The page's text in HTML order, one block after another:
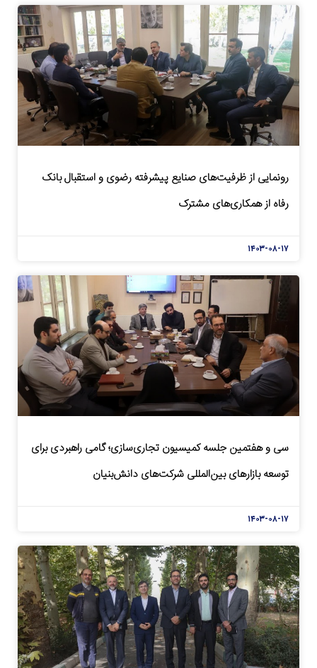
رونمایی از ظرفیت‌های صنایع پیشرفته رضوی و استقبال بانک
رفاه از همکاری‌های مشترک
۱۴۰۳-۰۸-۱۷
سی و هفتمین جلسه کمیسیون تجاری‌سازی؛ گامی راهبردی برای
توسعه بازارهای بین‌المللی شرکت‌های دانش‌بنیان
۱۴۰۳-۰۸-۱۷